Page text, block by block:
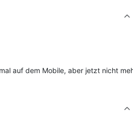
auf dem Mobile, aber jetzt nicht